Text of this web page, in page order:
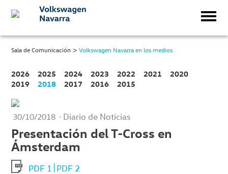
Sala de Comunicación >Volkswagen Navarra en los medios
2026 2025 2024 2023 2022 2021
2020
2019
2018 2017 2016 2015
30/10/2018 · Diario de Noticias
Presentación del T-Cross en
Ámsterdam
PDF 1 PDF 2